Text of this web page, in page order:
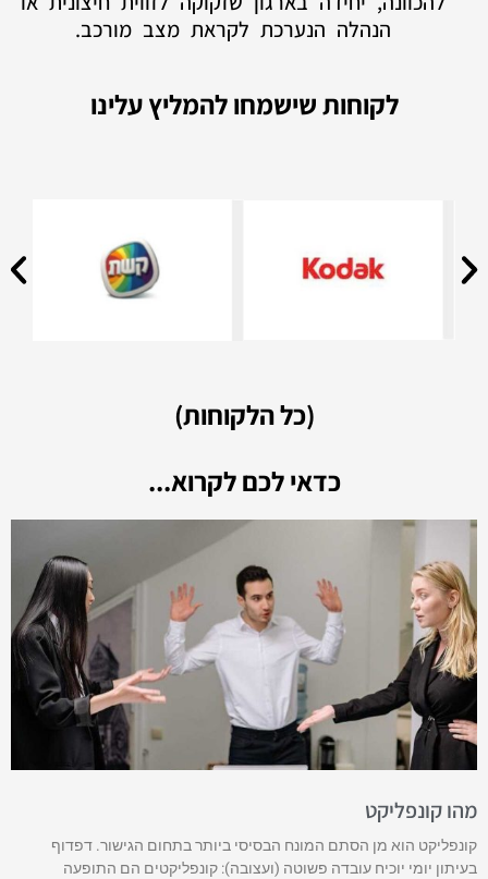
הנהלה הנערכת לקראת מצב מורכב.
לקוחות שישמחו להמליץ עלינו
(כל הלקוחות)
כדאי לכם לקרוא...
מהו קונפליקט
קונפליקט הוא מן הסתם המונח הבסיסי ביותר בתחום הגישור. דפדוף
בעיתון יומי יוכיח עובדה פשוטה (ועצובה): קונפליקטים הם התופעה